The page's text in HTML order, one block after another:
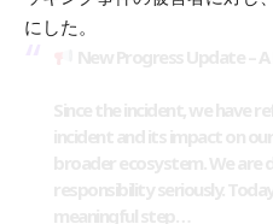
にした。